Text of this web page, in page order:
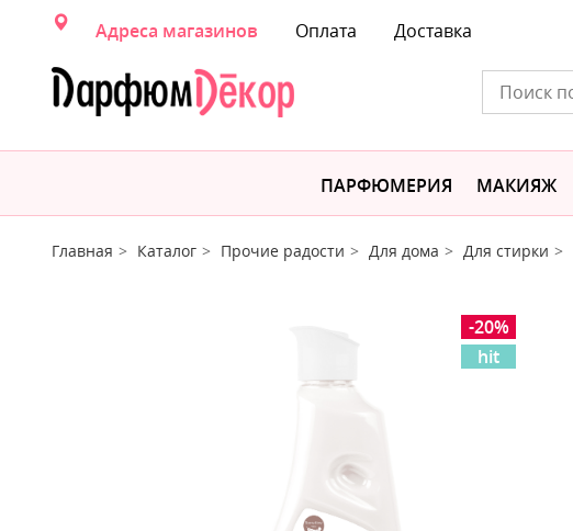
Адреса магазинов Оплата Доставка
ПАРФЮМЕРИЯ МАКИЯЖ
Главная Каталог Прочие радости Для дома Для стирки
-20%
hit